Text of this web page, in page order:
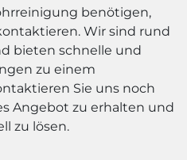
benötigen,
Wir sind rund
bieten schnelle und
zu einem
Sie uns noch
Angebot zu erhalten und
zu lösen.